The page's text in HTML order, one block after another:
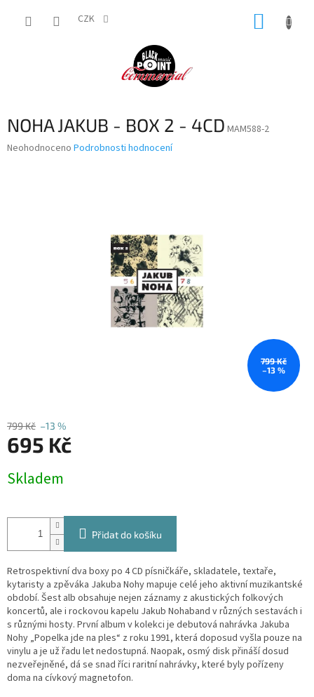
CZK
NOHA JAKUB - BOX 2 - 4CD MAM588-2
Průměrné
Neohodnoceno Podrobnosti hodnocení
799 Kč
–13 %
799 Kč –13 %
695 Kč
cena:
Skladem
Přidat do košíku
Retrospektivní dva boxy po 4 CD písničkáře, skladatele, textaře,
kytaristy a zpěváka Jakuba Nohy mapuje celé jeho aktivní muzikantské
období. Šest alb obsahuje nejen záznamy z akustických folkových
koncertů, ale i rockovou kapelu Jakub Nohaband v různých sestavách i
s různými hosty. První album v kolekci je debutová nahrávka Jakuba
Nohy „Popelka jde na ples“ z roku 1991, která doposud vyšla pouze na
vinylu a je už řadu let nedostupná. Naopak, osmý disk přináší dosud
nezveřejněné, dá se snad říci raritní nahrávky, které byly pořízeny
doma na cívkový magnetofon.